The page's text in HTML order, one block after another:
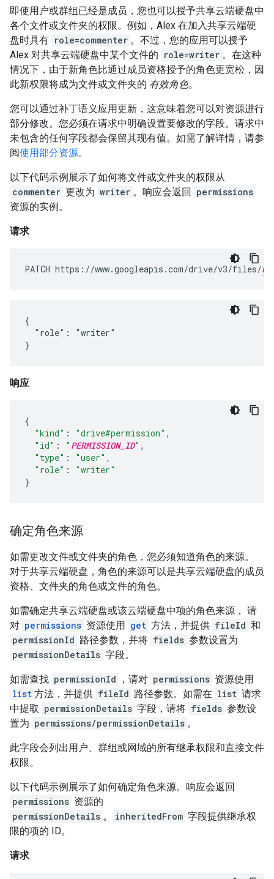
即使用户或群组已经是成员，您也可以授予共享云端硬盘中
各个文件或文件夹的权限。例如，Alex 在加入共享云端硬
盘时具有 role=commenter 。不过，您的应用可以授予
Alex 对共享云端硬盘中某个文件的 role=writer 。在这种
情况下，由于新角色比通过成员资格授予的角色更宽松，因
此新权限将成为文件或文件夹的 有效角色。
您可以通过补丁语义应用更新，这意味着您可以对资源进行
部分修改。您必须在请求中明确设置要修改的字段。请求中
未包含的任何字段都会保留其现有值。如需了解详情，请参
阅使用部分资源。
以下代码示例展示了如何将文件或文件夹的权限从
commenter 更改为 writer 。响应会返回 permissions
资源的实例。
请求
PATCH https://www.googleapis.com/drive/v3/files/
{
  "role": "writer"
}
响应
{
"kind" : "drive#permission" ,
"id" : " PERMISSION_ID" ,
"type" : "user" ,
"role" :
"writer"
}
确定角色来源
如需更改文件或文件夹的角色，您必须知道角色的来源。
对于共享云端硬盘，角色的来源可以是共享云端硬盘的成员
资格、文件夹的角色或文件的角色。
如需确定共享云端硬盘或该云端硬盘中项的角色来源， 请
对 permissions 资源使用 get 方法，并提供 fileId 和
permissionId 路径参数，并将 fields 参数设置为
permissionDetails 字段。
如需查找 permissionId ，请对 permissions 资源使用
list 方法，并提供 fileId 路径参数。如需在 list 请求
中提取 permissionDetails 字段，请将 fields 参数设
置为 permissions/permissionDetails 。
此字段会列出用户、群组或网域的所有继承权限和直接文件
权限。
以下代码示例展示了如何确定角色来源。响应会返回
permissions 资源的
permissionDetails 。 inheritedFrom 字段提供继承权
限的项的 ID。
请求